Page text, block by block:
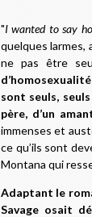
"I wanted to say
quelques larmes,
ne pas être
sont seuls,
père, d’un
immenses et
ce qu’ils sont
Montana qui
Adaptant le
Savage osait